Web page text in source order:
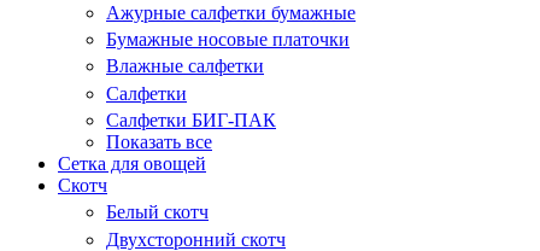
Ажурные салфетки бумажные
Бумажные носовые платочки
Влажные салфетки
Салфетки
Салфетки БИГ-ПАК
Показать все
Сетка для овощей
Скотч
Белый скотч
Двухсторонний скотч